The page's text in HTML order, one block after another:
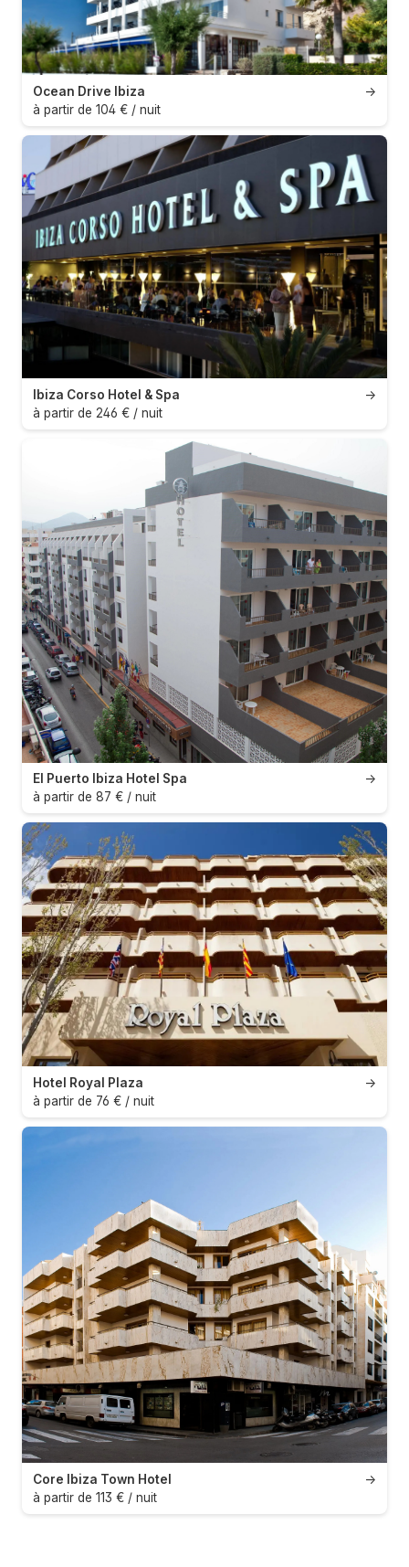
→
Ocean Drive Ibiza
à partir de 104 € / nuit
→
Ibiza Corso Hotel & Spa
à partir de 246 € / nuit
→
El Puerto Ibiza Hotel Spa
à partir de 87 € / nuit
→
Hotel Royal Plaza
à partir de 76 € / nuit
→
Core Ibiza Town Hotel
à partir de 113 € / nuit